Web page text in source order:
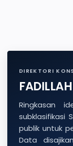
DIREKTORI
Ringkasan
subklasifikasi
publik untuk
Data